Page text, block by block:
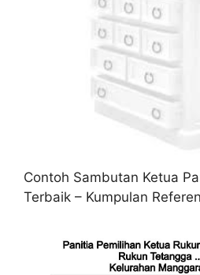
Contoh Sambutan Ketua
Terbaik – Kumpulan